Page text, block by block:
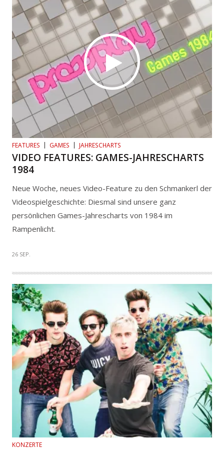
FEATURES GAMES JAHRESCHARTS
VIDEO FEATURES: GAMES-JAHRESCHARTS
1984
Neue Woche, neues Video-Feature zu den Schmankerl der
Videospielgeschichte: Diesmal sind unsere ganz
persönlichen Games-Jahrescharts von 1984 im
Rampenlicht.
26 SEP.
KONZERTE